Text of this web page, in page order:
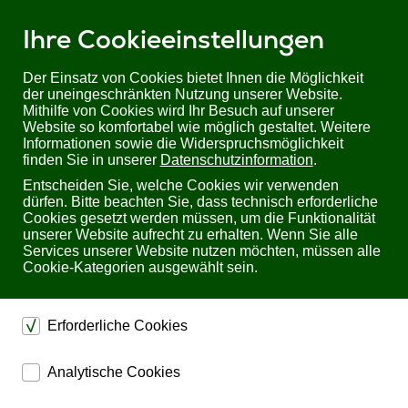
Ihre Cookieeinstellungen
Der Einsatz von Cookies bietet Ihnen die Möglichkeit
der uneingeschränkten Nutzung unserer Website.
Mithilfe von Cookies wird Ihr Besuch auf unserer
Website so komfortabel wie möglich gestaltet. Weitere
Informationen sowie die Widerspruchsmöglichkeit
finden Sie in unserer Datenschutzinformation.
Entscheiden Sie, welche Cookies wir verwenden
dürfen. Bitte beachten Sie, dass technisch erforderliche
Cookies gesetzt werden müssen, um die Funktionalität
unserer Website aufrecht zu erhalten. Wenn Sie alle
Services unserer Website nutzen möchten, müssen alle
Cookie-Kategorien ausgewählt sein.
Erforderliche Cookies
dienen dem technischen einwandfreien Betrieb unserer
Website.
Analytische Cookies
Sie befinden sich hier:Startseite Produkte KVM
KVM Extender
4K DisplayPort KVM Extender Set: DPKVM-150X
4K DisplayPort KVM Extender Set: DPKVM-150X